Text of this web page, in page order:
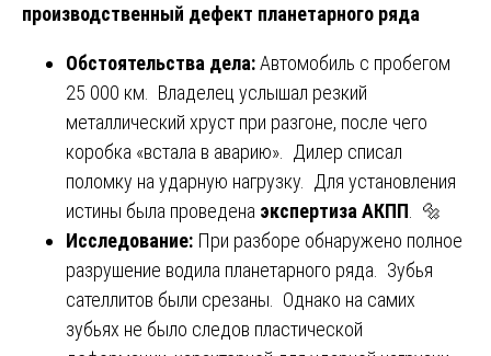
производственный дефект планетарного ряда
Обстоятельства дела:Автомобиль с пробегом
25 000 км. Владелец услышал резкий
металлический хруст при разгоне, после чего
коробка «встала в аварию». Дилер списал
поломку на ударную нагрузку. Для установления
истины была проведена экспертиза АКПП . 🔩
Исследование: При разборе обнаружено полное
разрушение водила планетарного ряда. Зубья
сателлитов были срезаны. Однако на самих
зубьях не было следов пластической